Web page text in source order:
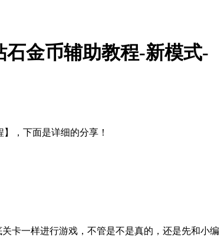
石金币辅助教程-新模式-
，下面是详细的分享！
卡一样进行游戏，不管是不是真的，还是先和小编